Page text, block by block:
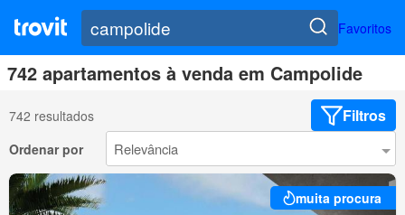
Favoritos
742 apartamentos à venda em Campolide
742 resultados Filtros
Ordenar por
muita procura